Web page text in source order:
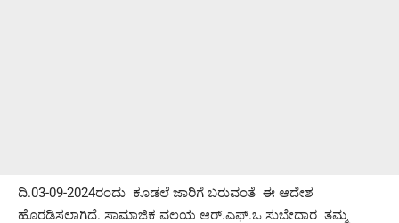
ದಿ.03-09-2024ರಂದು ಕೂಡಲೆ ಜಾರಿಗೆ ಬರುವಂತೆ ಈ ಆದೇಶ
ಹೊರಡಿಸಲಾಗಿದೆ. ಸಾಮಾಜಿಕ ವಲಯ ಆರ್.ಎಫ್.ಒ ಸುಬೇದಾರ ತಮ್ಮ